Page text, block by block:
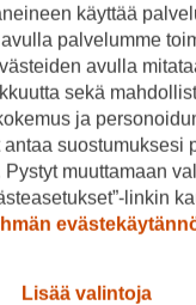
käyttää
palvelumme
avulla
sekä
ja
suostumuksesi
Pystyt muuttamaan
linkin
Lisää valintoja